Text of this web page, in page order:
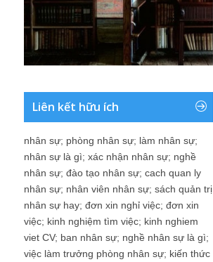
Liên kết hữu ích
nhân sự; phòng nhân sự; làm nhân sự;
nhân sự là gì; xác nhận nhân sự; nghề
nhân sự; đào tạo nhân sự; cach quan ly
nhân sự; nhân viên nhân sự; sách quản trị
nhân sự hay; đơn xin nghỉ việc; đơn xin
việc; kinh nghiệm tìm việc; kinh nghiem
viet CV; ban nhân sự; nghề nhân sự là gì;
việc làm trưởng phòng nhân sự; kiến thức